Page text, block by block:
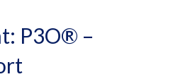
P3O® –